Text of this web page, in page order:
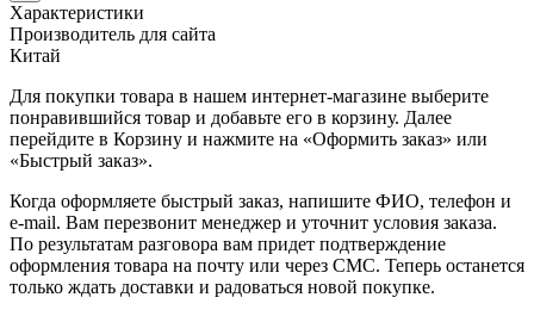
Характеристики
Производитель для сайта
Китай
Для покупки товара в нашем интернет-магазине выберите
понравившийся товар и добавьте его в корзину. Далее
перейдите в Корзину и нажмите на «Оформить заказ» или
«Быстрый заказ».
Когда оформляете быстрый заказ, напишите ФИО, телефон и
e-mail. Вам перезвонит менеджер и уточнит условия заказа.
По результатам разговора вам придет подтверждение
оформления товара на почту или через СМС. Теперь останется
только ждать доставки и радоваться новой покупке.